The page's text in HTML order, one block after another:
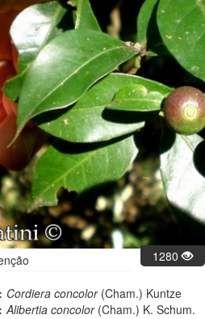
1280
Cordiera concolor(Cham.) Kuntze
Alibertia concolor(Cham.) K. Schum.